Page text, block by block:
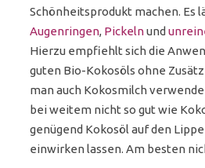
Schönheitsprodukt machen. Es
Augenringen, Pickelnund
Hierzu empfiehlt sich die
guten Bio-Kokosöls ohne
man auch Kokosmilch
bei weitem nicht so gut wie
genügend Kokosöl auf den
einwirken lassen. Am besten